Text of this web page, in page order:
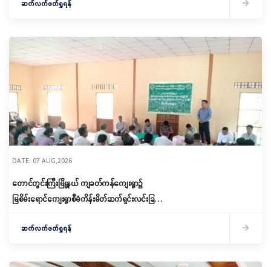
ဆက်လက်ဖတ်ရှုရန်
DATE: 07 AUG,2026
တောင်တွင်းကြီးမြို့နယ် ကျခတ်ကန်ကျေးရွာ၌
မြစိမ်းရောင်ကျေးရွာစီမံကိန်းမိတ်ဆက်ရှင်းလင်းခြင်း
ဆက်လက်ဖတ်ရှုရန်